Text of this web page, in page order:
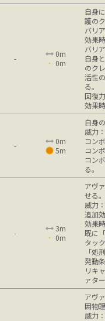
-
0m
0m
自身
護の
バリ
効果
バリ
自身
のク
活性
る。
回復
効果
-
0m
5m
自身
威力
コン
コン
コン
る。
-
3m
0m
アヴ
せる。
威力
追加
効果
既に
タッ
「処
発動
リキ
ァタ
アヴ
囲物
威力